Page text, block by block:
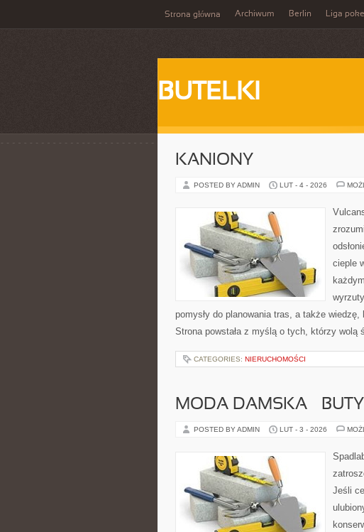
Strona główna Archiwum Berlin Liga
BUTELKI
KANIONY
POSTED BY ADMIN LUT - 4 - 2026
cieple
pomysły do planowania tras, a także
Strona powstała z myślą o tych, którzy
CATEGORIES: NIERUCHOMOŚCI
MODA DAMSKA – BUTY
POSTED BY ADMIN LUT - 3 - 2026
Jeśli